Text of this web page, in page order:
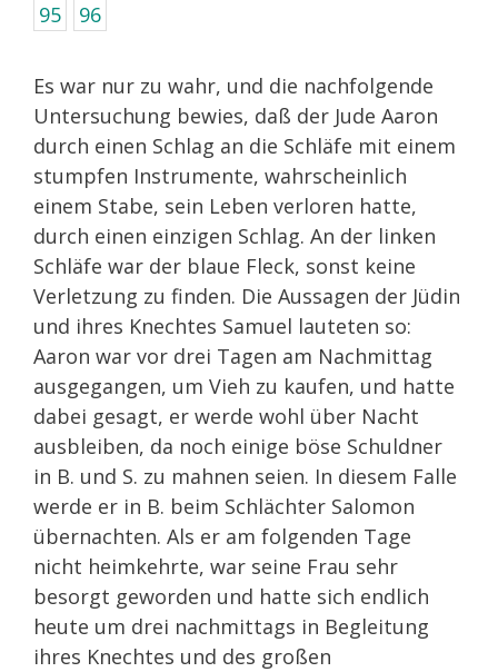
95
96
Es war nur zu wahr, und die nachfolgende
Untersuchung bewies, daß der Jude Aaron
durch einen Schlag an die Schläfe mit einem
stumpfen Instrumente, wahrscheinlich
einem Stabe, sein Leben verloren hatte,
durch einen einzigen Schlag. An der linken
Schläfe war der blaue Fleck, sonst keine
Verletzung zu finden. Die Aussagen der Jüdin
und ihres Knechtes Samuel lauteten so:
Aaron war vor drei Tagen am Nachmittag
ausgegangen, um Vieh zu kaufen, und hatte
dabei gesagt, er werde wohl über Nacht
ausbleiben, da noch einige böse Schuldner
in B. und S. zu mahnen seien. In diesem Falle
werde er in B. beim Schlächter Salomon
übernachten. Als er am folgenden Tage
nicht heimkehrte, war seine Frau sehr
besorgt geworden und hatte sich endlich
heute um drei nachmittags in Begleitung
ihres Knechtes und des großen